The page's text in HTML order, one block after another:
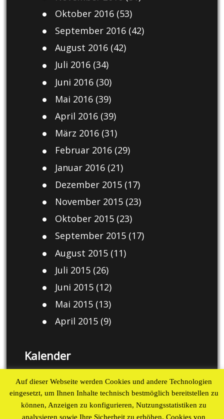
Oktober 2016(53)
September 2016(42)
August 2016(42)
Juli 2016(34)
Juni 2016(30)
Mai 2016(39)
April 2016(39)
März 2016(31)
Februar 2016(29)
Januar 2016(21)
Dezember 2015(17)
November 2015(23)
Oktober 2015(23)
September 2015(17)
August 2015(11)
Juli 2015(26)
Juni 2015(12)
Mai 2015(13)
April 2015(9)
Kalender
M D M D F S
S
1
2
Auf dieser Webseite werden Cookies und andere Technologien
eingesetzt, um Ihnen Inhalte technisch bestmöglich bereitstellen zu
können, Anzeigen zu konfigurieren, Nutzungsstatistiken zu
analysieren sowie Ihre Sicherheit zu erhöhen. Cookies von